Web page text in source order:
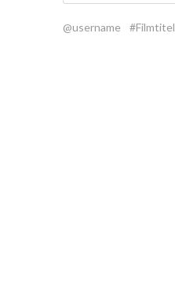
@username #Filmtitel